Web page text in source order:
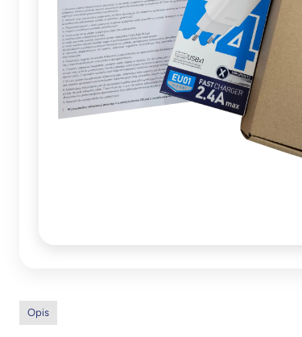
Opis